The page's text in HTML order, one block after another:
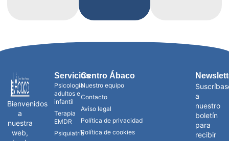
Bienvenidos
a
nuestra
web,
Servicios
Psicología
adultos e
infantil
Terapia
EMDR
Psiquiatría
Centro Ábaco
Nuestro equipo
Contacto
Aviso legal
Política de privacidad
Política de cookies
a
nuestro
boletín
para
recibir